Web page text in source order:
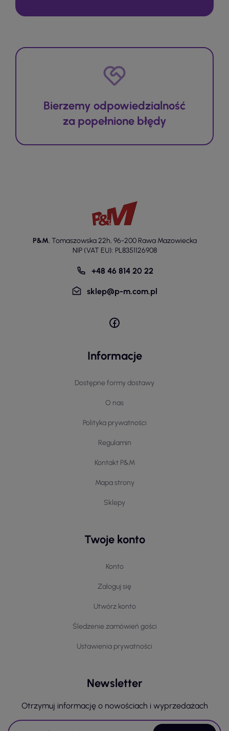
Bierzemy odpowiedzialność
za popełnione błędy
P&M, Tomaszowska 22h, 96-200 Rawa Mazowiecka
NIP (VAT EU): PL8351126908
+48 46 814 20 22
sklep@p-m.com.pl
Informacje
Dostępne formy dostawy
O nas
Polityka prywatności
Regulamin
Kontakt P&M
Mapa strony
Sklepy
Twoje konto
Konto
Zaloguj się
Utwórz konto
Śledzenie zamówień gości
Ustawienia prywatności
Newsletter
Otrzymuj informację o nowościach i wyprzedażach